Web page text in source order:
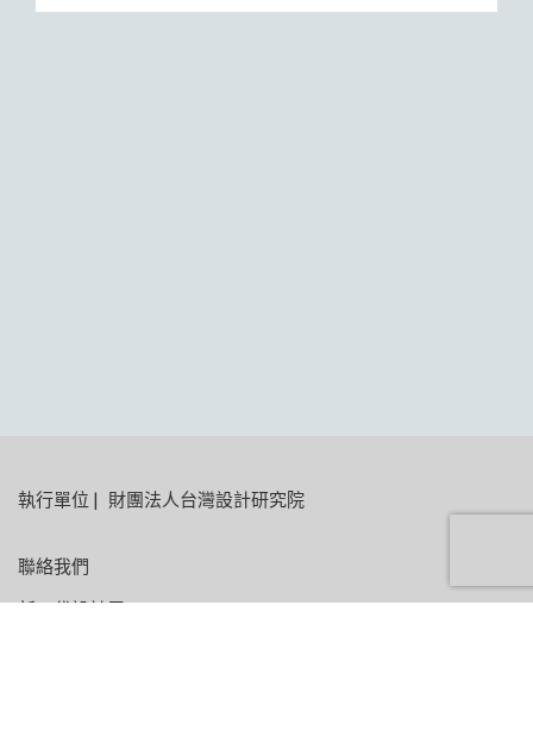
:::
執行單位 | 財團法人台灣設計研究院
聯絡我們
新一代設計展 E-mail:yodex@tdri.org.tw